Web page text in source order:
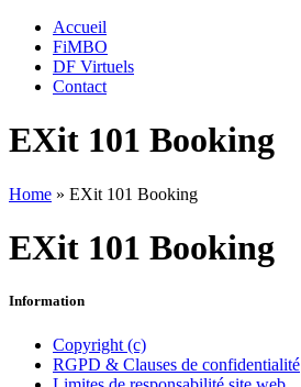
Accueil
FiMBO
DF Virtuels
Contact
EXit 101 Booking
Home » EXit 101 Booking
EXit 101 Booking
Information
Copyright (c)
RGPD & Clauses de confidentialité